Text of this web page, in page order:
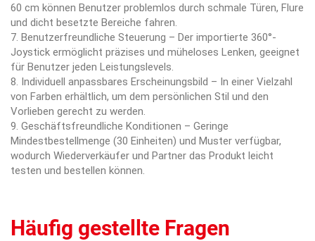
60 cm können Benutzer problemlos durch schmale Türen, Flure
und dicht besetzte Bereiche fahren.
7. Benutzerfreundliche Steuerung – Der importierte 360°-
Joystick ermöglicht präzises und müheloses Lenken, geeignet
für Benutzer jeden Leistungslevels.
8. Individuell anpassbares Erscheinungsbild – In einer Vielzahl
von Farben erhältlich, um dem persönlichen Stil und den
Vorlieben gerecht zu werden.
9. Geschäftsfreundliche Konditionen – Geringe
Mindestbestellmenge (30 Einheiten) und Muster verfügbar,
wodurch Wiederverkäufer und Partner das Produkt leicht
testen und bestellen können.
Häufig gestellte Fragen